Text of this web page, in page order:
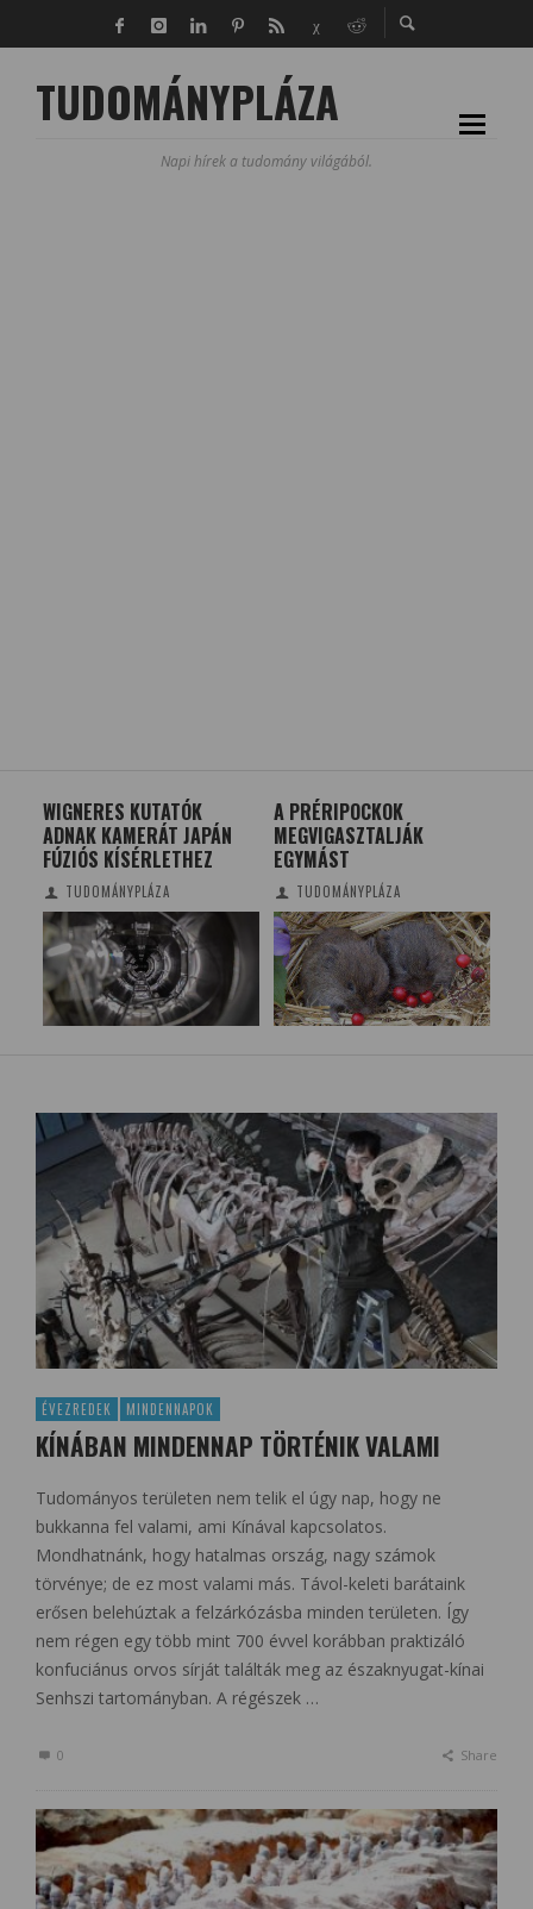
TUDOMÁNYPLÁZA
Napi hírek a tudomány világából.
WIGNERES KUTATÓK
ADNAK KAMERÁT JAPÁN
FÚZIÓS KÍSÉRLETHEZ
TUDOMÁNYPLÁZA
A PRÉRIPOCKOK
MEGVIGASZTALJÁK
EGYMÁST
TUDOMÁNYPLÁZA
ÉVEZREDEK MINDENNAPOK
KÍNÁBAN MINDENNAP TÖRTÉNIK VALAMI
Tudományos területen nem telik el úgy nap, hogy ne
bukkanna fel valami, ami Kínával kapcsolatos.
Mondhatnánk, hogy hatalmas ország, nagy számok
törvénye; de ez most valami más. Távol-keleti barátaink
erősen belehúztak a felzárkózásba minden területen. Így
nem régen egy több mint 700 évvel korábban praktizáló
konfuciánus orvos sírját találták meg az északnyugat-kínai
Senhszi tartományban. A régészek …
0 Share